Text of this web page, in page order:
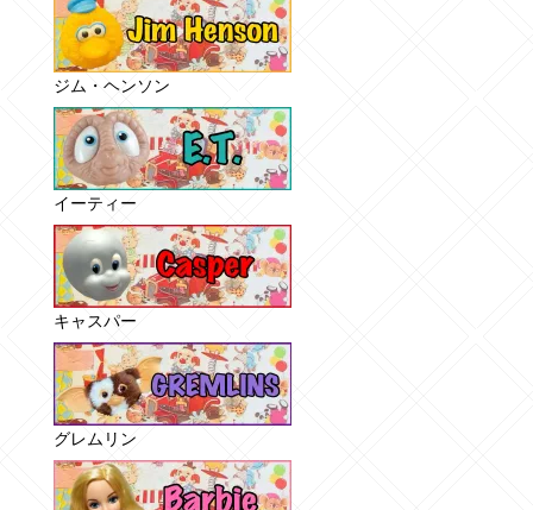
ジム・ヘンソン
イーティー
キャスパー
グレムリン